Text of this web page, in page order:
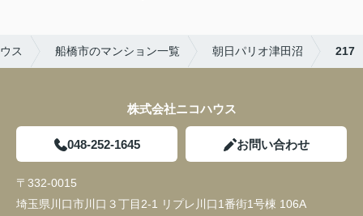
ス 船橋市のマンション一覧 朝日パリオ津田沼 217
株式会社ニコハウス
048-252-1645 お問い合わせ
〒332-0015
埼玉県川口市川口３丁目2-1 リプレ川口1番街1号棟 106A